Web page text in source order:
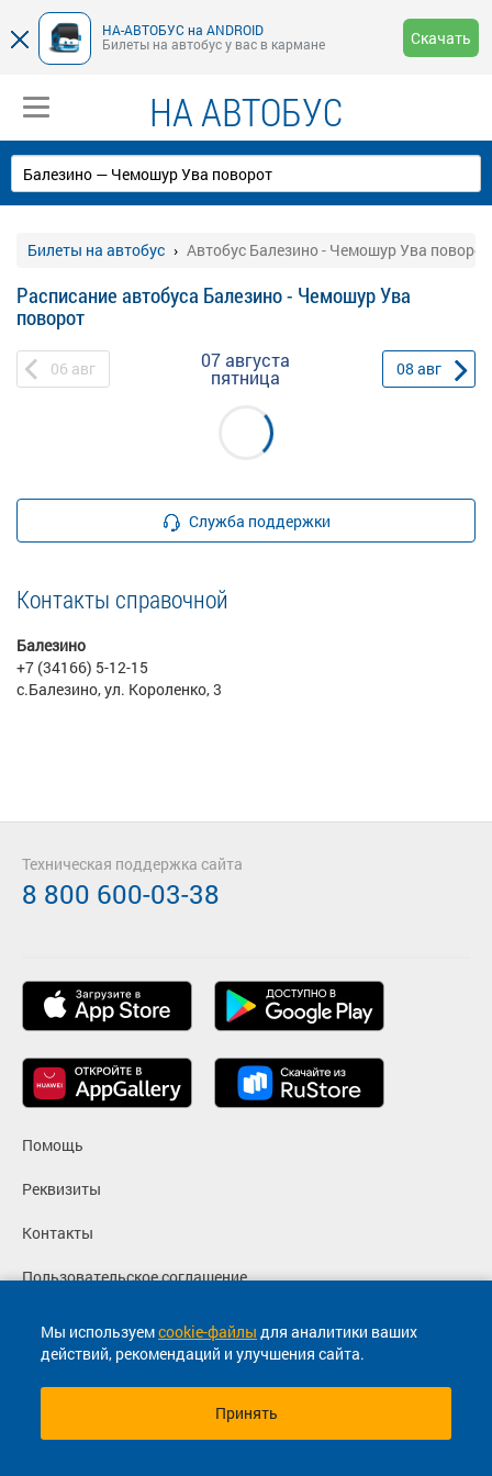
НА-АВТОБУС на ANDROID
Билеты на автобус у вас в кармане
Скачать
НА АВТОБУС
Билеты на автобус Автобус Балезино - Чемошур Ува поворот
Расписание автобуса Балезино - Чемошур Ува
поворот
06 авг 07 августа
пятница 08 авг
Служба поддержки
Контакты справочной
Балезино
+7 (34166) 5-12-15
с.Балезино, ул. Короленко, 3
Мы используемcookie-файлы для аналитики ваших
действий, рекомендаций и улучшения сайта.
Принять
Помощь
Реквизиты
Контакты
Пользовательское соглашение
Политика конфиденциальности
Согласие на маркетинговые сообщения
Техническая поддержка сайта
8 800 600-03-38
© 2013-2026, ООО "Капитал"- Онлайн сервис продажи